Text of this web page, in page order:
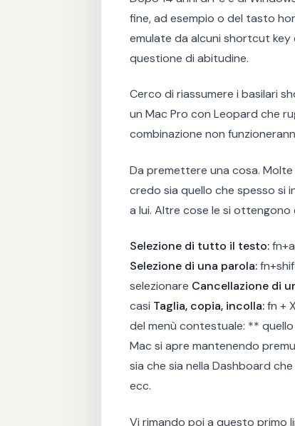
fine, ad esempio o del tasto
emulate da alcuni shortcut key
questione di abitudine.
Cerco di riassumere i basilari
un Mac Pro con Leopard che
combinazione non
Da premettere una cosa.
credo sia quello che spesso si
a lui. Altre cose le si
Selezione di tutto il testo:fn+a
Selezione di una parola:
selezionare Cancellazione di
casi Taglia, copia, incolla:fn +
del menù contestuale: ** quello
Mac si apre mantenendo
sia che sia nella Dashboard
ecc.
Vi rimando poi a questo primo